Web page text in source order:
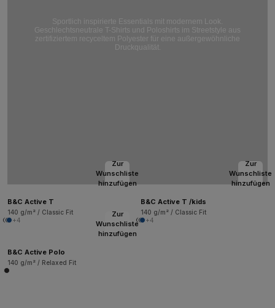
Sportlich inspirierte Essentials mit modernem Look.
Geschlechtsneutrale T-Shirts und Poloshirts im Streetstyle aus
zertifiziertem recyceltem Polyester für eine außergewöhnliche
Druckqualität.
Zur
Wunschliste
hinzufügen
B&C Active T
140 g/m² / Classic Fit
+4
Zur
Wunschliste
hinzufügen
B&C Active T /kids
140 g/m² / Classic Fit
+4
Zur
Wunschliste
hinzufügen
B&C Active Polo
140 g/m² / Relaxed Fit